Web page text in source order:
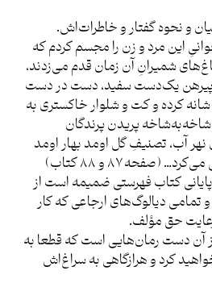
و نحوه گفتار و خاطرات‌اش.
این مرد و زن را مجسم کردم که
شمیرانِ آن زمان قدم می‌زدند،
پیرهن یک‌دست سفید، دست در دست
کرده و کت و شلوار خاکستری به
شاخه‌به‌شاخه پریدن پرندگان
آب، تصنیفِ گل اومد بهار اومد
(صفحه ۸۷ و ۸۸ کتاب)
کتاب فهرستی ضمیمه است از
تمامی دیالوگ‌های ارجاعی که کار
حق مؤلف.
دست رمان‌هایی است که قطعا به
کرد و هرازگاهی به سراغ‌اش